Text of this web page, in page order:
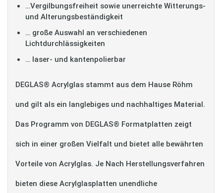
…Vergilbungsfreiheit sowie unerreichte Witterungs-
und Alterungsbeständigkeit
… große Auswahl an verschiedenen
Lichtdurchlässigkeiten
… laser- und kantenpolierbar
DEGLAS® Acrylglas stammt aus dem Hause Röhm
und gilt als ein langlebiges und nachhaltiges Material.
Das Programm von DEGLAS® Formatplatten zeigt
sich in einer großen Vielfalt und bietet alle bewährten
Vorteile von Acrylglas. Je Nach Herstellungsverfahren
bieten diese Acrylglasplatten unendliche